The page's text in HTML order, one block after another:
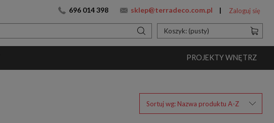
696 014 398 sklep@terradeco.com.pl Zaloguj się
Koszyk: (pusty)
PROJEKTY WNĘTRZ
Sortuj wg: Nazwa produktu A-Z